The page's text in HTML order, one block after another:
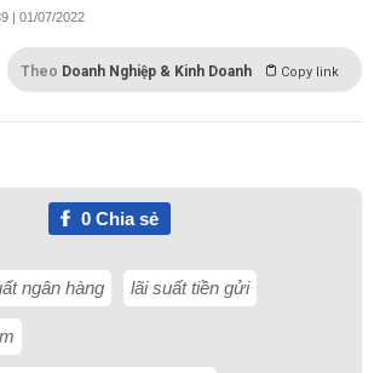
| 01/07/2022
Theo Doanh Nghiệp & Kinh Doanh Copy link
0Chia sẻ
ngân hàng lãi suất tiền gửi